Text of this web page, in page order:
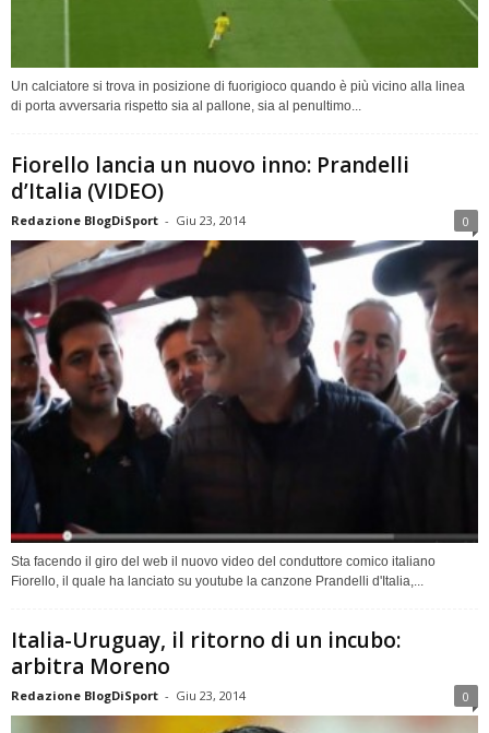
Un calciatore si trova in posizione di fuorigioco quando è più vicino alla linea
di porta avversaria rispetto sia al pallone, sia al penultimo...
Fiorello lancia un nuovo inno: Prandelli
d’Italia (VIDEO)
Redazione BlogDiSport - Giu 23, 2014 0
Sta facendo il giro del web il nuovo video del conduttore comico italiano
Fiorello, il quale ha lanciato su youtube la canzone Prandelli d'Italia,...
Italia-Uruguay, il ritorno di un incubo:
arbitra Moreno
Redazione BlogDiSport - Giu 23, 2014 0